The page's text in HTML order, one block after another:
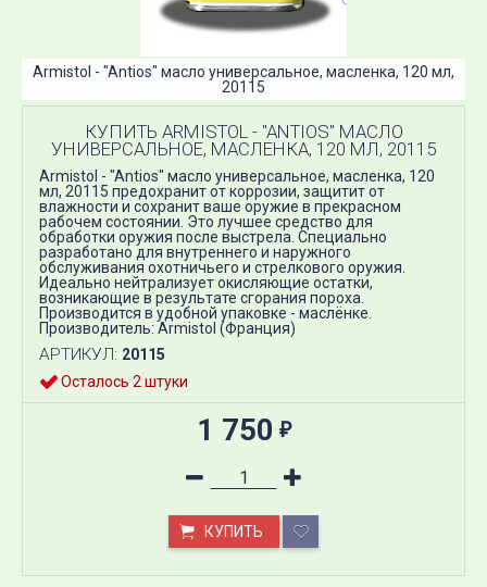
Armistol - "Antios" масло универсальное, масленка, 120 мл,
20115
КУПИТЬ ARMISTOL - "ANTIOS" МАСЛО
УНИВЕРСАЛЬНОЕ, МАСЛЕНКА, 120 МЛ, 20115
Armistol - "Antios" масло универсальное, масленка, 120
мл, 20115 предохранит от коррозии, защитит от
влажности и сохранит ваше оружие в прекрасном
рабочем состоянии. Это лучшее средство для
обработки оружия после выстрела. Cпециально
разработано для внутреннего и наружного
обслуживания​ охотничьего и стрелкового оружия​.
Идеально нейтрализует окисляющие остатки,
возникающие в результате сгорания пороха.​
Производится в удобной упаковке - маслёнке.​
Производитель: Armistol (Франция)
АРТИКУЛ: 20115
Осталось 2 штуки
1 750 ₽
КУПИТЬ